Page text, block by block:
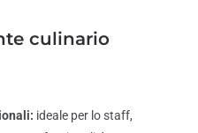
culinario
ideale per lo staff,